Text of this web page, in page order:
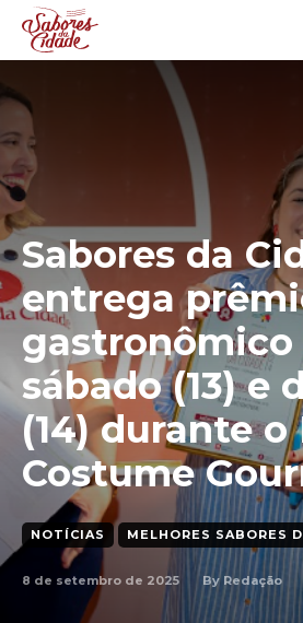
Sabores da
entrega
gastronômico
sábado (13) e
(14) durante o
Costume
NOTÍCIAS MELHORES SABORES
8 de setembro de 2025 By Redação